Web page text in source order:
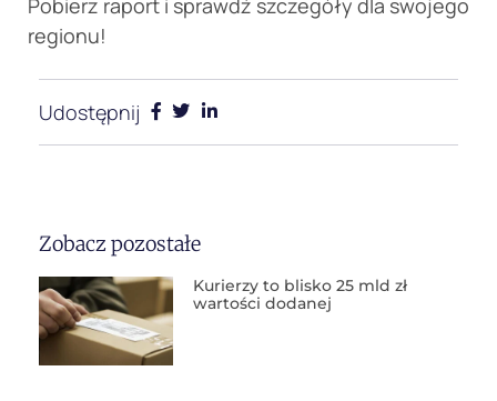
Pobierz raport i sprawdź szczegóły dla swojego
regionu!
Udostępnij
Zobacz pozostałe
Kurierzy to blisko 25 mld zł
wartości dodanej